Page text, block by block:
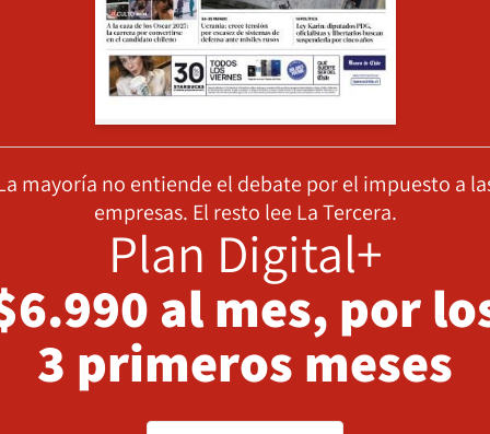
mayoría no entiende el debate por el impuesto a
empresas. El resto lee La Tercera.
Plan Digital+
al mes, por
3 primeros meses